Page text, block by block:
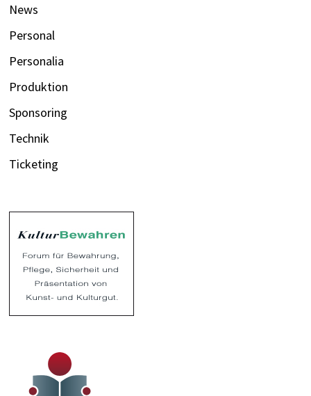
News
Personal
Personalia
Produktion
Sponsoring
Technik
Ticketing